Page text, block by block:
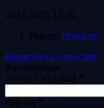
20.11.2025, 13:05
Раздел: Новости
Вернуться к новостям
Авторизация
Логин или e-mail
:
Пароль :